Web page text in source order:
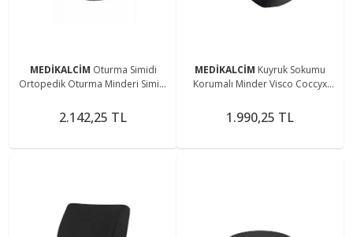
MEDİKALCİM Oturma Simidi
Ortopedik Oturma Minderi Simidi
2.142,25 TL
MEDİKALCİM Kuyruk Sokumu
Korumalı Minder Visco Coccyx
1.990,25 TL